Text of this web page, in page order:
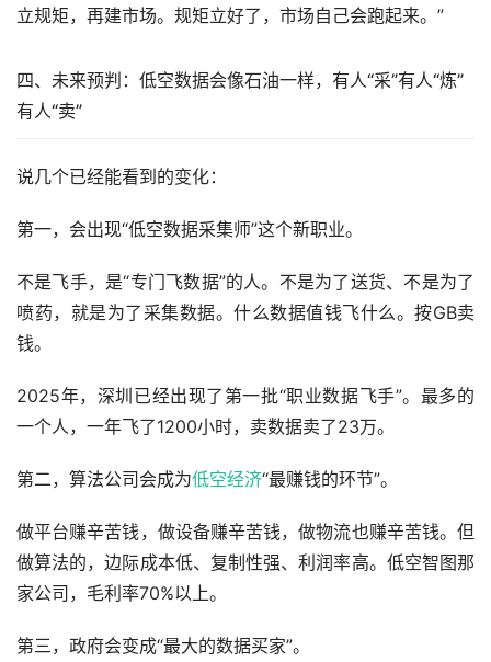
立规矩，再建市场。规矩立好了，市场自己会跑起来。”
四、未来预判：低空数据会像石油一样，有人“采”有人“炼”
有人“卖”
说几个已经能看到的变化：
第一，会出现“低空数据采集师”这个新职业。
不是飞手，是“专门飞数据”的人。不是为了送货、不是为了
喷药，就是为了采集数据。什么数据值钱飞什么。按GB卖
钱。
2025年，深圳已经出现了第一批“职业数据飞手”。最多的
一个人，一年飞了1200小时，卖数据卖了23万。
第二，算法公司会成为低空经济“最赚钱的环节”。
做平台赚辛苦钱，做设备赚辛苦钱，做物流也赚辛苦钱。但
做算法的，边际成本低、复制性强、利润率高。低空智图那
家公司，毛利率70%以上。
第三，政府会变成“最大的数据买家”。